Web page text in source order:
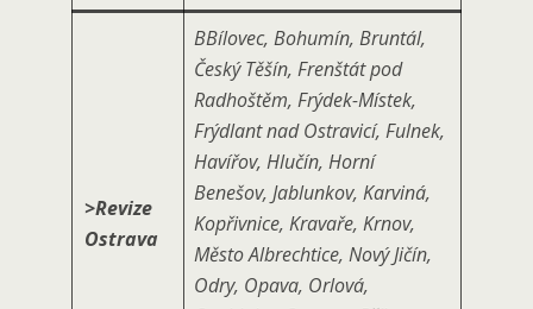
>Revize
Ostrava
BBílovec, Bohumín, Bruntál,
Český Těšín, Frenštát pod
Radhoštěm, Frýdek-Místek,
Frýdlant nad Ostravicí, Fulnek,
Havířov, Hlučín, Horní
Benešov, Jablunkov, Karviná,
Kopřivnice, Kravaře, Krnov,
Město Albrechtice, Nový Jičín,
Odry, Opava, Orlová,